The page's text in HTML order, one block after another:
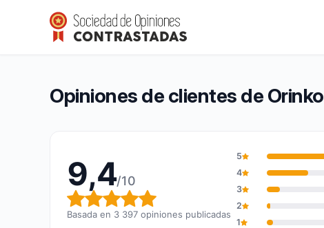
Orinko
Calificación global: 9,4 de 10
9,4/10(3 397 opiniones)
Opiniones de clientes de Orinko
9,4/10
Calificación global: 9,4 de 10
Basada en 3 397 opiniones publicadas
5
4
3
2
1